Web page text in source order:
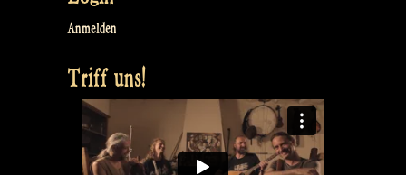
@
Overijssel,
Zwolle
NL“
Anmelden
Triff uns!